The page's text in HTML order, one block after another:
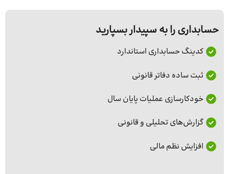
حسابداری را به سپیدار بسپارید
کدینگ حسابداری استاندارد
ثبت ساده دفاتر قانونی
خودکارسازی عملیات پایان سال
گزارش‌های تحلیلی و قانونی
افزایش نظم مالی